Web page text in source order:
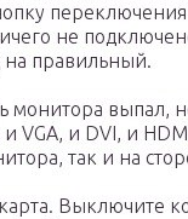
не
правильный.
монитора выпал,
и VGA, и DVI, и
так и на
Выключите